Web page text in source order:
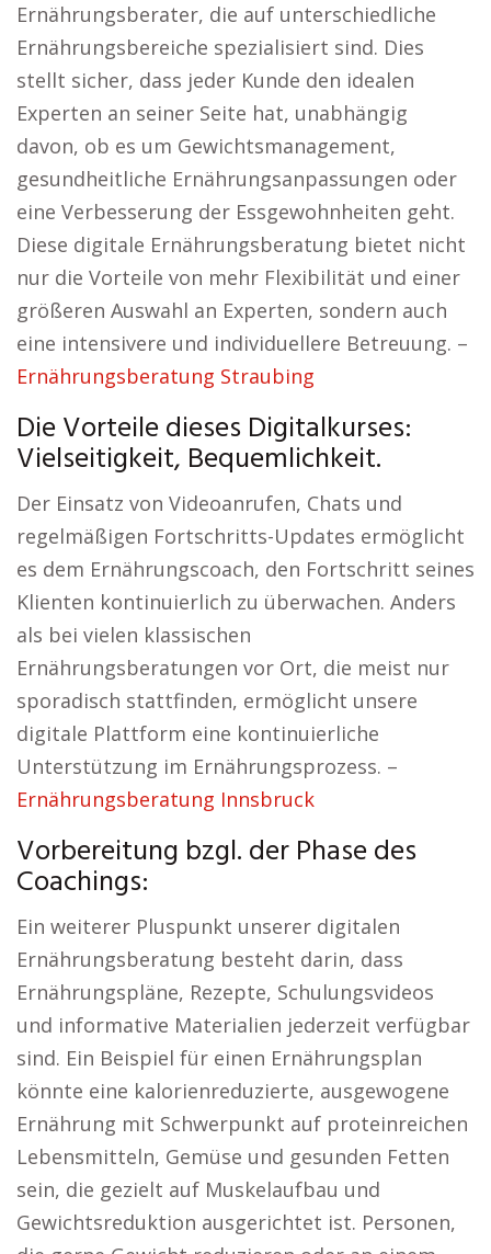
Ernährungsberater, die auf unterschiedliche
Ernährungsbereiche spezialisiert sind. Dies
stellt sicher, dass jeder Kunde den idealen
Experten an seiner Seite hat, unabhängig
davon, ob es um Gewichtsmanagement,
gesundheitliche Ernährungsanpassungen oder
eine Verbesserung der Essgewohnheiten geht.
Diese digitale Ernährungsberatung bietet nicht
nur die Vorteile von mehr Flexibilität und einer
größeren Auswahl an Experten, sondern auch
eine intensivere und individuellere Betreuung. –
Ernährungsberatung Straubing
Die Vorteile dieses Digitalkurses:
Vielseitigkeit, Bequemlichkeit.
Der Einsatz von Videoanrufen, Chats und
regelmäßigen Fortschritts-Updates ermöglicht
es dem Ernährungscoach, den Fortschritt seines
Klienten kontinuierlich zu überwachen. Anders
als bei vielen klassischen
Ernährungsberatungen vor Ort, die meist nur
sporadisch stattfinden, ermöglicht unsere
digitale Plattform eine kontinuierliche
Unterstützung im Ernährungsprozess. –
Ernährungsberatung Innsbruck
Vorbereitung bzgl. der Phase des
Coachings:
Ein weiterer Pluspunkt unserer digitalen
Ernährungsberatung besteht darin, dass
Ernährungspläne, Rezepte, Schulungsvideos
und informative Materialien jederzeit verfügbar
sind. Ein Beispiel für einen Ernährungsplan
könnte eine kalorienreduzierte, ausgewogene
Ernährung mit Schwerpunkt auf proteinreichen
Lebensmitteln, Gemüse und gesunden Fetten
sein, die gezielt auf Muskelaufbau und
Gewichtsreduktion ausgerichtet ist. Personen,